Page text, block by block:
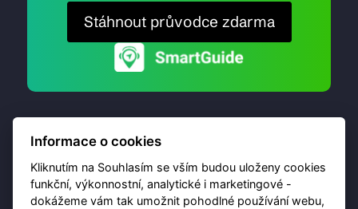
Stáhnout průvodce zdarma
Informace o cookies
Kliknutím na Souhlasím se vším budou uloženy cookies
funkční, výkonnostní, analytické i marketingové -
dokážeme vám tak umožnit pohodlné používání webu,